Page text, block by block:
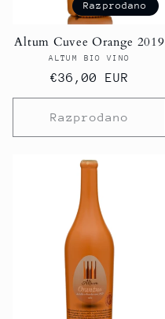
Razprodano
Altum Cuvee Orange 2019
Ponudnik:
ALTUM BIO VINO
Redna
cena
€36,00 EUR
Razprodano